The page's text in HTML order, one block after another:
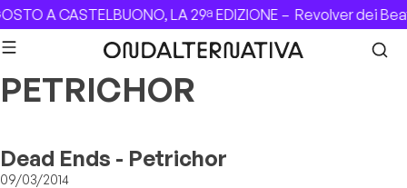
Skip to content
A CASTELBUONO, LA 29ª EDIZIONE – Revolver dei
PETRICHOR
Dead Ends - Petrichor
09/03/2014